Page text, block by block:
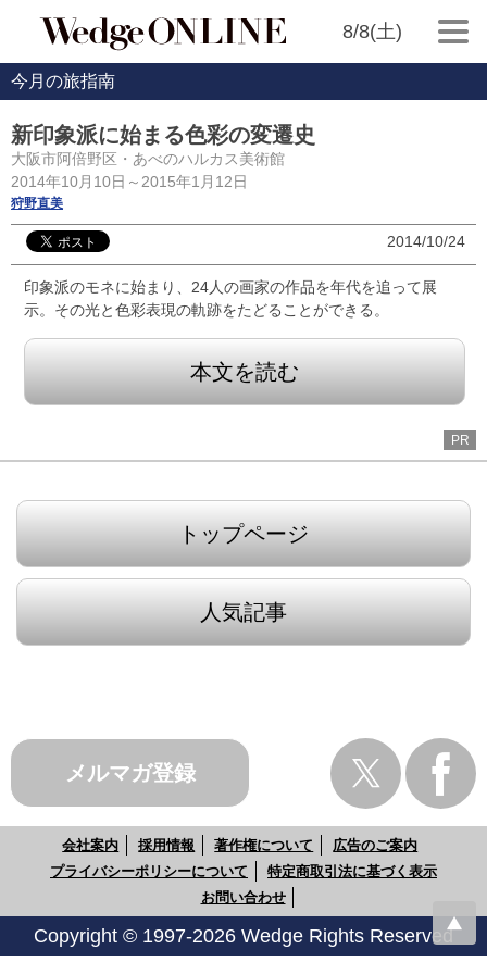
8/8(土)
今月の旅指南
新印象派に始まる色彩の変遷史
大阪市阿倍野区・あべのハルカス美術館
2014年10月10日～2015年1月12日
狩野直美
2014/10/24
印象派のモネに始まり、24人の画家の作品を年代を追って展
示。その光と色彩表現の軌跡をたどることができる。
本文を読む
PR
トップページ
人気記事
メルマガ登録
会社案内 採用情報 著作権について
広告のご案内
プライバシーポリシーについて
特定商取引法に基づく表示
お問い合わせ
Copyright © 1997-2026 Wedge Rights Reserved